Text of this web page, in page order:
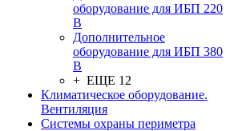
оборудование для ИБП 220
В
Дополнительное
оборудование для ИБП 380
В
+ ЕЩЕ 12
Климатическое оборудование.
Вентиляция
Системы охраны периметра